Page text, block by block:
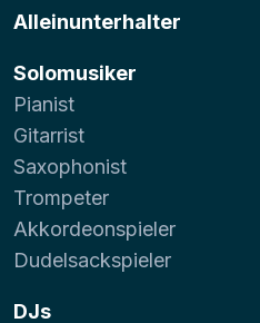
Alleinunterhalter
Solomusiker
Pianist
Gitarrist
Saxophonist
Trompeter
Akkordeonspieler
Dudelsackspieler
DJs